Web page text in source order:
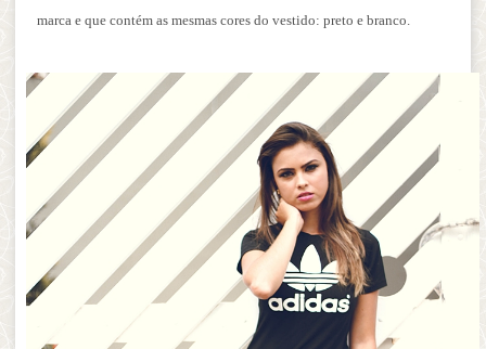
marca e que contém as mesmas cores do vestido: preto e branco.